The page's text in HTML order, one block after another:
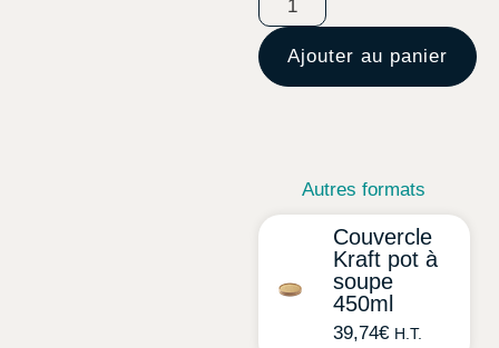
Ajouter au panier
Autres formats
Couvercle
Kraft pot à
soupe
450ml
39,74€ H.T.